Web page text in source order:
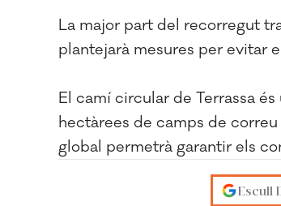
La major part del recorregut
plantejarà mesures per evitar
El camí circular de Terrassa
hectàrees de camps de
global permetrà garantir els
Escull